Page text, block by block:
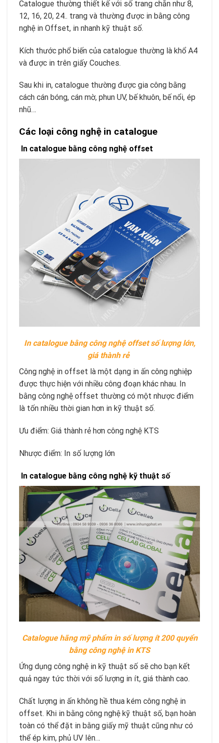
Catalogue thường thiết kế với số trang chẵn như 8,
12, 16, 20, 24.. trang và thường được in bằng công
nghệ in Offset, in nhanh kỹ thuật số.
Kích thước phổ biến của catalogue thường là khổ A4
và được in trên giấy Couches.
Sau khi in, catalogue thường được gia công bằng
cách cán bóng, cán mờ, phun UV, bế khuôn, bế nổi, ép
nhũ…
Các loại công nghệ in catalogue
In catalogue bằng công nghệ offset
In catalogue bằng công nghệ offset số lượng lớn,
giá thành rẻ
Công nghệ in offset là một dạng in ấn công nghiệp
được thực hiện với nhiều công đoạn khác nhau. In
bằng công nghệ offset thường có một nhược điểm
là tốn nhiều thời gian hơn in kỹ thuật số.
Ưu điểm: Giá thành rẻ hơn công nghệ KTS
Nhược điểm: In số lượng lớn
In catalogue bằng công nghệ kỹ thuật số
Catalogue hãng mỹ phẩm in số lượng ít 200 quyển
bằng công nghệ in KTS
Ứng dụng công nghệ in kỹ thuật số sẽ cho bạn kết
quả ngay tức thời với số lượng in ít, giá thành cao.
Chất lượng in ấn không hề thua kém công nghệ in
offset. Khi in bằng công nghệ kỹ thuật số, bạn hoàn
toàn có thể đặt in bằng giấy mỹ thuật cũng như có
thể ép kim, phủ UV lên…